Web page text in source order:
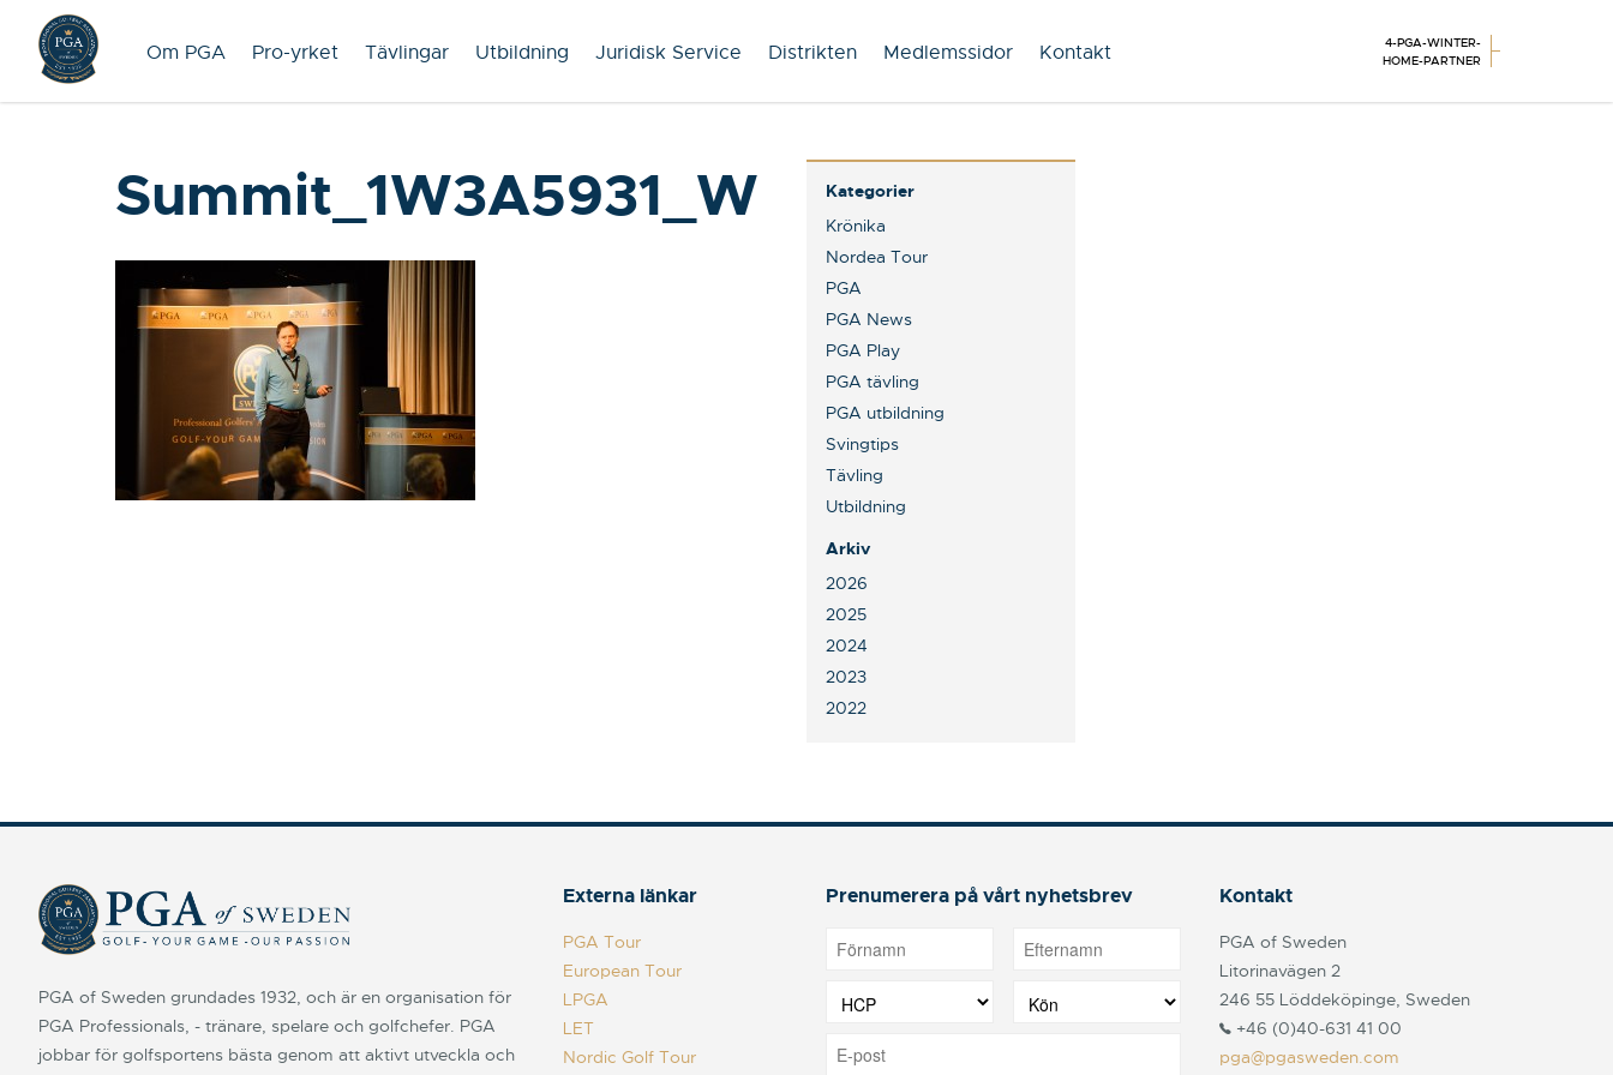
Om PGA Pro-yrket Tävlingar Utbildning Juridisk Service Distrikten Medlemssidor Kontakt
4-PGA-WINTER-
HOME-PARTNER
Summit_1W3A5931_W
Kategorier
Krönika
Nordea Tour
PGA
PGA News
PGA Play
PGA tävling
PGA utbildning
Svingtips
Tävling
Utbildning
Arkiv
2026
2025
2024
2023
2022
PGA of Sweden grundades 1932, och är en organisation för
PGA Professionals, - tränare, spelare och golfchefer. PGA
jobbar för golfsportens bästa genom att aktivt utveckla och
Externa länkar
PGA Tour
European Tour
LPGA
LET
Nordic Golf Tour
Prenumerera på vårt nyhetsbrev Kontakt
PGA of Sweden
Litorinavägen 2
246 55 Löddeköpinge, Sweden
+46 (0)40-631 41 00
pga@pgasweden.com